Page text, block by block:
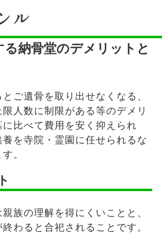
納骨堂のデメリットと
ご遺骨を取り出せなくなる、
人数に制限がある等のデメリ
比べて費用を安く抑えられ
を寺院・霊園に任せられるな
。
族の理解を得にくいことと、
わると合祀されることです。